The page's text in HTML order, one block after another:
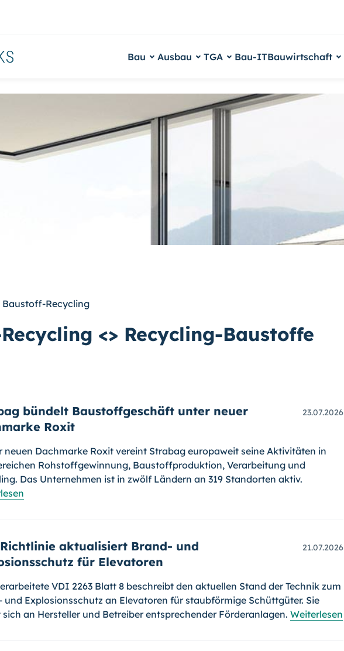
Bau Ausbau TGA Bau-ITBauwirtschaft
Baustoff-Recycling
<> Recycling-Baustoffe
bündelt Baustoffgeschäft unter neuer
Roxit
23.07.2026
neuen Dachmarke Roxit vereint Strabag europaweit seine Aktivitäten in
Rohstoffgewinnung, Baustoffproduktion, Verarbeitung und
Das Unternehmen ist in zwölf Ländern an 319 Standorten aktiv.
aktualisiert Brand- und
für Elevatoren
21.07.2026
VDI 2263 Blatt 8 beschreibt den aktuellen Stand der Technik zum
und Explosionsschutz an Elevatoren für staubförmige Schüttgüter. Sie
an Hersteller und Betreiber entsprechender Förderanlagen. Weiterlesen